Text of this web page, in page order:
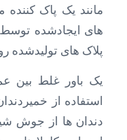
مانند یک پاک
های ایجادشده توسط
پلاک های تولیدشده
یک باور غلط بین
استفاده از
دندان ها از جوش